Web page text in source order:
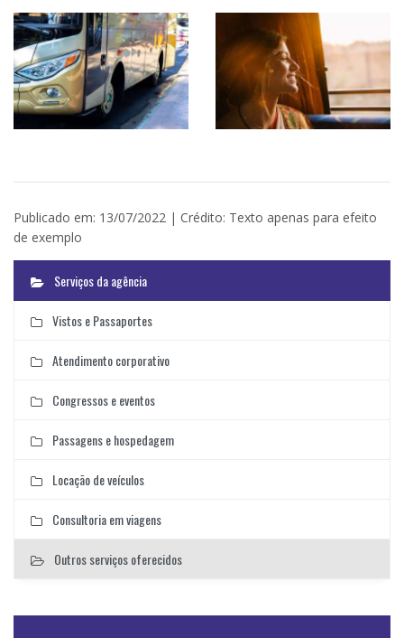
Publicado em: 13/07/2022 | Crédito: Texto apenas para efeito
de exemplo
Serviços da agência
Vistos e Passaportes
Atendimento corporativo
Congressos e eventos
Passagens e hospedagem
Locação de veículos
Consultoria em viagens
Outros serviços oferecidos